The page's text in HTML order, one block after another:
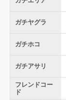
ガチヤグラ
ガチホコ
ガチアサリ
フレンドコー
ド